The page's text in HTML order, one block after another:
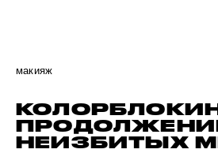
макияж
НЕИЗБИТЫХ